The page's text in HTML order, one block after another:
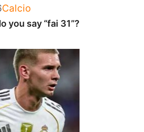
Categorie
Calcio
you say “fai 31”?